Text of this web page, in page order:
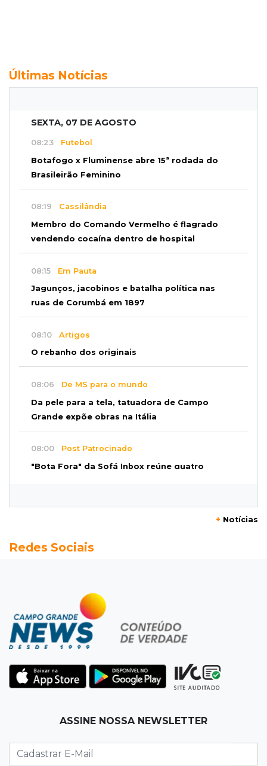
Últimas Notícias
SEXTA, 07 DE AGOSTO
08:23 Futebol
Botafogo x Fluminense abre 15ª rodada do
Brasileirão Feminino
08:19 Cassilândia
Membro do Comando Vermelho é flagrado
vendendo cocaína dentro de hospital
08:15 Em Pauta
Jagunços, jacobinos e batalha política nas
ruas de Corumbá em 1897
08:10 Artigos
O rebanho dos originais
08:06 De MS para o mundo
Da pele para a tela, tatuadora de Campo
Grande expõe obras na Itália
08:00 Post Patrocinado
"Bota Fora" da Sofá Inbox reúne quatro
passeio campo-grandense
Torneio de futsal abre 34ª edição com quatro
jogos neste sábado
07:48Pele Vermelha, Corona, Valley...
imaginação de Scalise
Agosto no Bosque reúne esporte, cultura e
+ Notícias
Redes Sociais
ASSINE NOSSA NEWSLETTER